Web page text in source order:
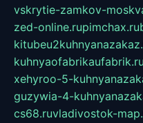
vskrytie-zamkov-
zed-online.rupimchax.ru
kuhnyaofabrikaufabrik.ru
xehyroo-5-
guzywia-4-
cs68.ruvladivostok-